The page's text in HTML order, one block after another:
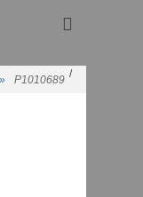
Verein
- Freizeit mit der ganzen
/
» P1010689